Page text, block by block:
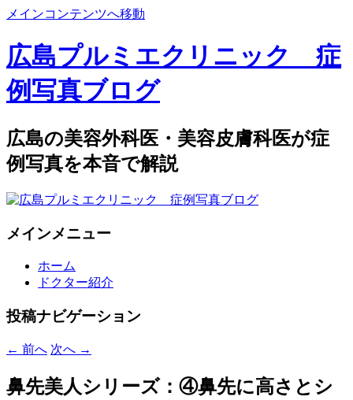
メインコンテンツへ移動
広島プルミエクリニック 症
例写真ブログ
広島の美容外科医・美容皮膚科医が症
例写真を本音で解説
メインメニュー
ホーム
ドクター紹介
投稿ナビゲーション
← 前へ 次へ →
鼻先美人シリーズ：④鼻先に高さとシ